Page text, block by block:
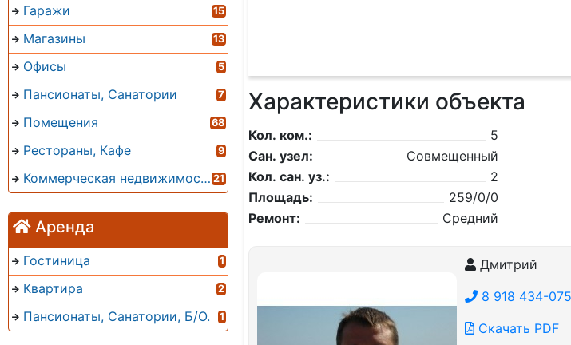
Гаражи 15
Магазины 13
Офисы 5
Пансионаты, Санатории 7
Помещения 68
Рестораны, Кафе 9
Коммерческая недвижимость 21
Аренда
Гостиница 1
Квартира 2
Пансионаты, Санатории, Б/О. 1
Характеристики объекта
Кол. ком.:
5
Сан. узел:
Совмещенный
Кол. сан. уз.:
2
Площадь:
259/0/0
Ремонт:
Средний
Дмитрий
8 918 434-
Скачать PDF